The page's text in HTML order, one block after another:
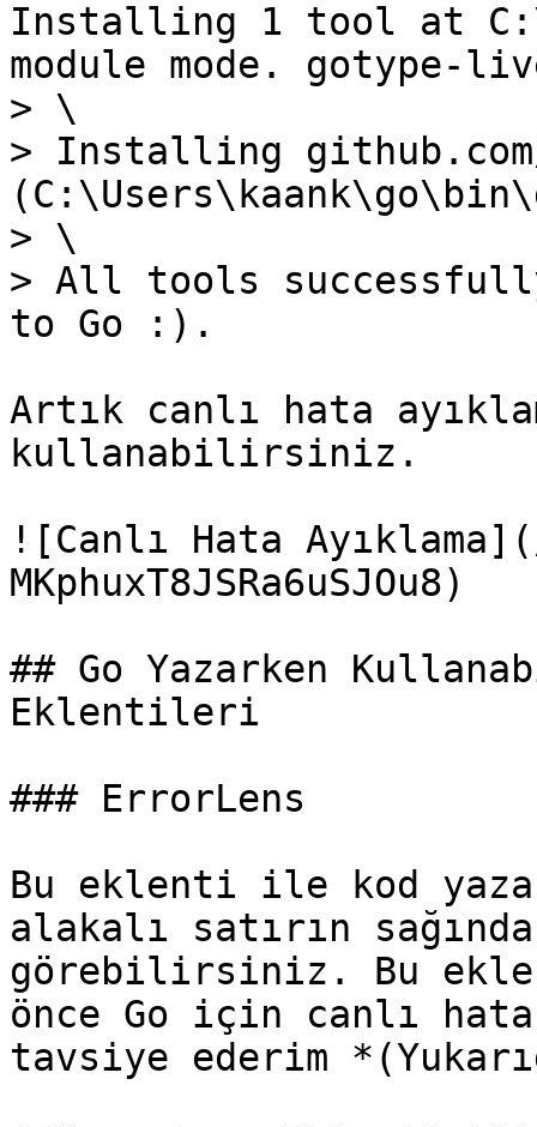
Installing 1 tool at
module mode. gotype-
> \
> Installing
> \
> All tools
to Go :).
Artık canlı hata
kullanabilirsiniz.
![Canlı Hata
MKphuxT8JSRa6uSJOu8)
## Go Yazarken
Eklentileri
### ErrorLens
Bu eklenti ile kod
alakalı satırın
görebilirsiniz. Bu
önce Go için canlı hata
tavsiye ederim